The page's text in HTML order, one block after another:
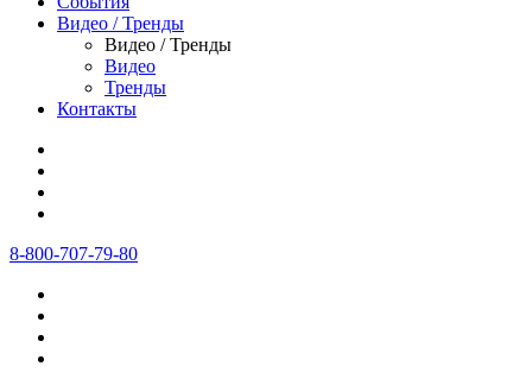
Видео / Тренды
Видео / Тренды
Видео
Тренды
Контакты
8-800-707-79-80